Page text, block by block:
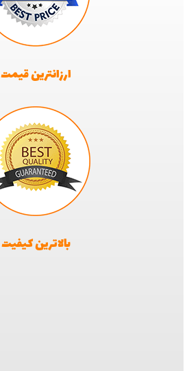
ارزانترین قیمت
بالاترین کیفیت